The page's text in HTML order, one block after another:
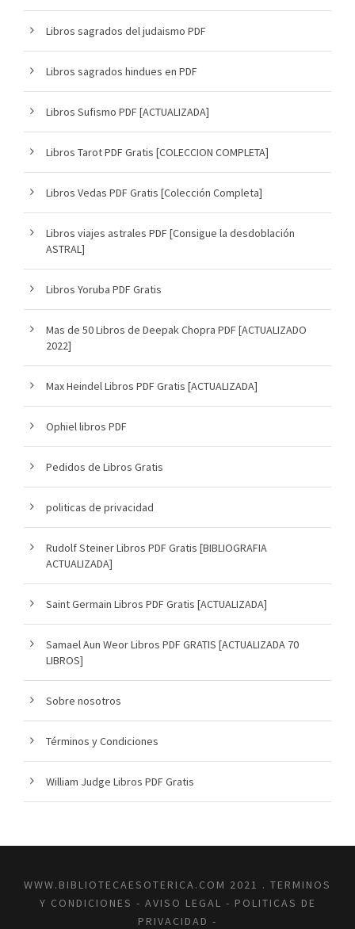
Libros sagrados del judaismo PDF
Libros sagrados hindues en PDF
Libros Sufismo PDF [ACTUALIZADA]
Libros Tarot PDF Gratis [COLECCION COMPLETA]
Libros Vedas PDF Gratis [Colección Completa]
Libros viajes astrales PDF [Consigue la desdoblación
ASTRAL]
Libros Yoruba PDF Gratis
Mas de 50 Libros de Deepak Chopra PDF [ACTUALIZADO
2022]
Max Heindel Libros PDF Gratis [ACTUALIZADA]
Ophiel libros PDF
Pedidos de Libros Gratis
politicas de privacidad
Rudolf Steiner Libros PDF Gratis [BIBLIOGRAFIA
ACTUALIZADA]
Saint Germain Libros PDF Gratis [ACTUALIZADA]
Samael Aun Weor Libros PDF GRATIS [ACTUALIZADA 70
LIBROS]
Sobre nosotros
Términos y Condiciones
William Judge Libros PDF Gratis
WWW.BIBLIOTECAESOTERICA.COM 2021 . TERMINOS
Y CONDICIONES - AVISO LEGAL - POLITICAS DE
PRIVACIDAD -